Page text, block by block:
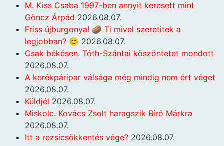
M. Kiss Csaba 1997-ben annyit keresett mint
Göncz Árpád 2026.08.07.
Friss újburgonya! 🥔 Ti mivel szeretitek a
legjobban? 😊 2026.08.07.
Csak békésen. Tóth-Szántai köszöntetet mondott
2026.08.07.
A kerékpáripar válsága még mindig nem ért véget
2026.08.07.
Küldjél 2026.08.07.
Miskolc. Kovács Zsolt haragszik Bíró Márkra
2026.08.07.
Itt a rezsicsökkentés vége? 2026.08.07.